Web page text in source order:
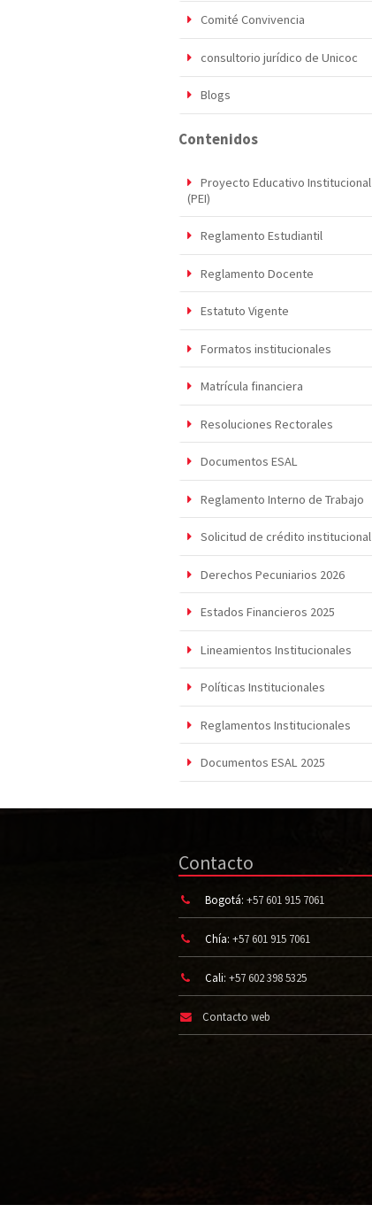
Comité Convivencia
consultorio jurídico de Unicoc
Blogs
Contenidos
Proyecto Educativo Institucional
(PEI)
Reglamento Estudiantil
Reglamento Docente
Estatuto Vigente
Formatos institucionales
Matrícula financiera
Resoluciones Rectorales
Documentos ESAL
Reglamento Interno de Trabajo
Solicitud de crédito institucional
Derechos Pecuniarios 2026
Estados Financieros 2025
Lineamientos Institucionales
Políticas Institucionales
Reglamentos Institucionales
Documentos ESAL 2025
Contacto
Bogotá: +57 601 915 7061
Chía: +57 601 915 7061
Cali: +57 602 398 5325
Contacto web